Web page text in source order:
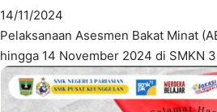
14/11/2024
Pelaksanaan Asesmen Bakat Minat
hingga 14 November 2024 di SMKN